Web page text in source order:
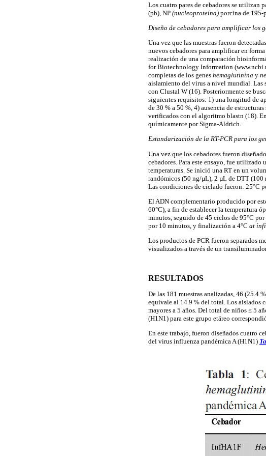
Los cuatro pares de cebadores se utilizan
(pb), NP (nucleoproteína) porcina de 195-
Diseño de cebadores para amplificar los
Una vez que las muestras fueron
nuevos cebadores para amplificar en
realización de una comparación
for Biotechnology Information
completas de los genes hemaglutinina y
aislamiento del virus a nivel mundial. Las
con Clustal W (16). Posteriormente se
siguientes requisitos: 1) una longitud de
de 30 % a 50 %, 4) ausencia de
verificados con el algoritmo blastn (18).
químicamente por Sigma-Aldrich.
Estandarización de la RT-PCR para los
Una vez que los cebadores fueron
cebadores. Para este ensayo, fue
temperaturas. Se inició una RT en un
randómicos (50 ng/µL), 2 µL de DTT
Las condiciones de ciclado fueron: 25°C
El ADN complementario producido por
60°C), a fin de establecer la temperatura
minutos, seguido de 45 ciclos de 95°C
por 10 minutos, y finalización a 4°C at
Los productos de PCR fueron separados
visualizados a través de un
RESULTADOS
De las 181 muestras analizadas, 46 (25.4
equivale al 14.9 % del total. Los aislados
mayores a 5 años. Del total de niños ≤ 5
(H1N1) para este grupo etáreo
En este trabajo, fueron diseñados cuatro
del virus influenza pandémica A (H1N1)